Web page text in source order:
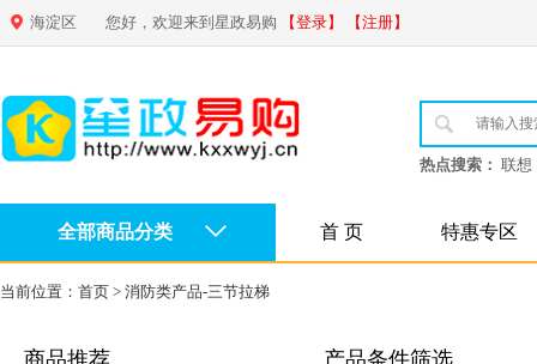
海淀区 您好，欢迎来到星政易购 【登录】 【注册】
热点搜索： 联想
全部商品分类 首 页 特惠专区
当前位置： 首页 > 消防类产品-三节拉梯
商品推荐 产品条件筛选